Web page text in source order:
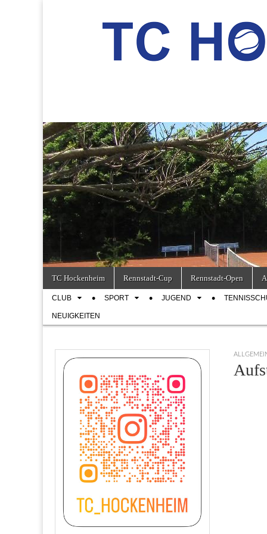
TC Hockenheim
Main
menu
content
TC Hockenheim Rennstadt-Cup Rennstadt-Open
SubCLUB SPORT JUGEND
NEUIGKEITEN